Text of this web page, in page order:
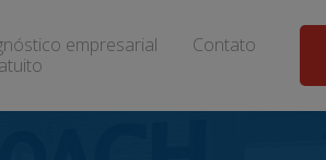
empresarial
Contato